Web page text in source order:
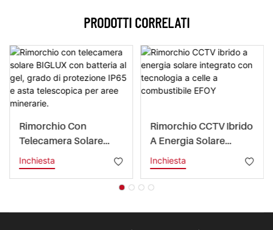
PRODOTTI CORRELATI
Rimorchio Con
Telecamera Solare
BIGLUX Con Batteria Al
Gel, Grado Di
Protezione IP65 E Asta
Minerarie.
Inchiesta
Rimorchio CCTV Ibrido
A Energia Solare
Integrato Con
Tecnologia A Celle A
Combustibile EFOY
Inchiesta